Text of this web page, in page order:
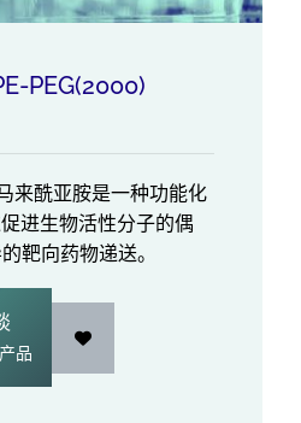
PEG(2000)
来酰亚胺是一种功能化
进生物活性分子的偶
靶向药物递送。
品